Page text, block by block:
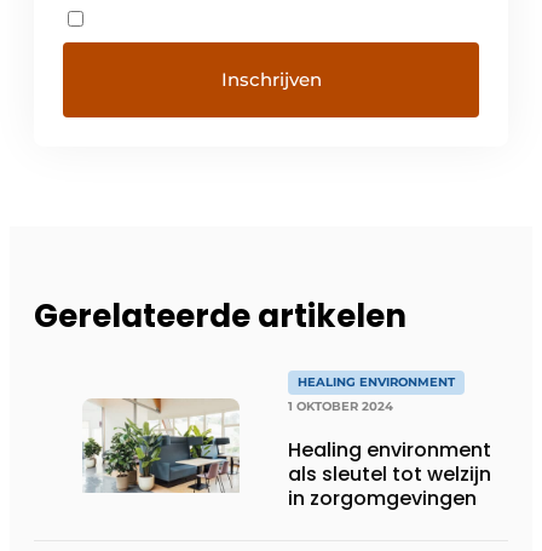
Gerelateerde artikelen
HEALING ENVIRONMENT
1 OKTOBER 2024
Healing environment
als sleutel tot welzijn
in zorgomgevingen